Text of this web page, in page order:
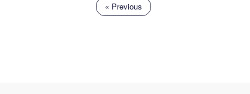
« Previous